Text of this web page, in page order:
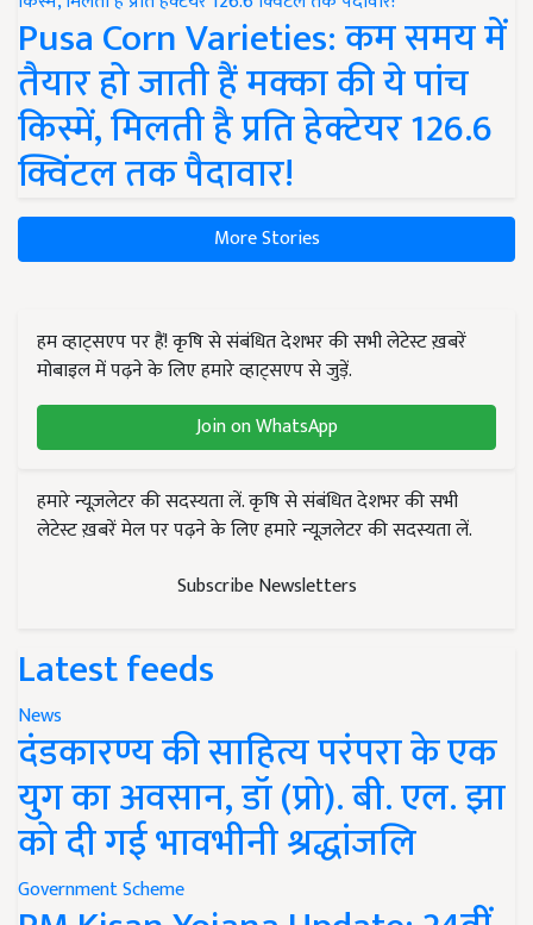
Pusa Corn Varieties: कम समय में
तैयार हो जाती हैं मक्का की ये पांच
किस्में, मिलती है प्रति हेक्टेयर 126.6
क्विंटल तक पैदावार!
More Stories
हम व्हाट्सएप पर हैं! कृषि से संबंधित देशभर की सभी लेटेस्ट ख़बरें
मोबाइल में पढ़ने के लिए हमारे व्हाट्सएप से जुड़ें.
Join on WhatsApp
हमारे न्यूज़लेटर की सदस्यता लें. कृषि से संबंधित देशभर की सभी
लेटेस्ट ख़बरें मेल पर पढ़ने के लिए हमारे न्यूज़लेटर की सदस्यता लें.
Subscribe Newsletters
Latest feeds
News
दंडकारण्य की साहित्य परंपरा के एक
युग का अवसान, डॉ (प्रो). बी. एल. झा
को दी गई भावभीनी श्रद्धांजलि
Government Scheme